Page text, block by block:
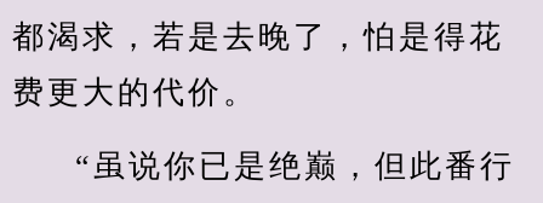
都渴求，若是去晚了，怕是得花
费更大的代价。
“虽说你已是绝巅，但此番行